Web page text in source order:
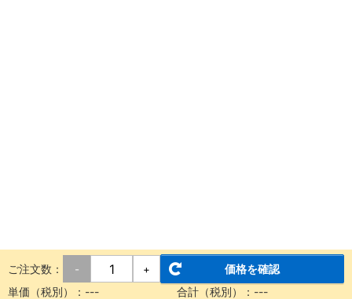
ご注文数： - +
価格を確認
単価（税別）： --- 合計（税別）： ---